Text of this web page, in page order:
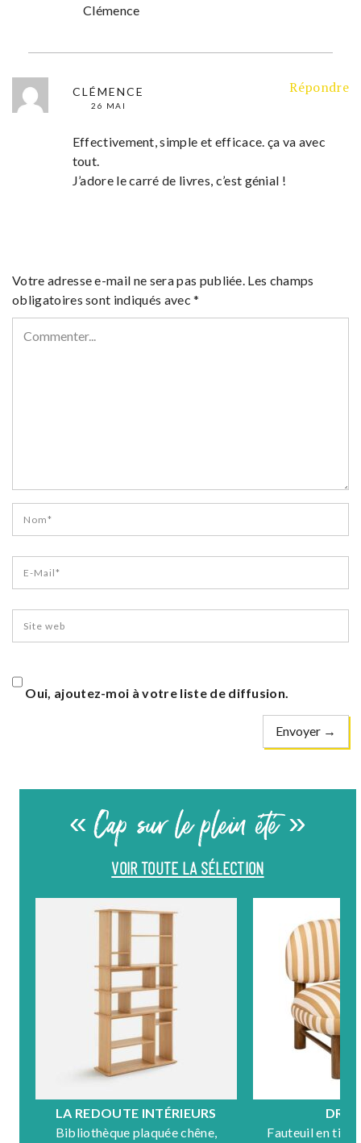
Clémence
CLÉMENCE
26 MAI
Répondre
Effectivement, simple et efficace. ça va avec
tout.
J’adore le carré de livres, c’est génial !
Votre adresse e-mail ne sera pas publiée. Les champs
obligatoires sont indiqués avec*
Oui, ajoutez-moi à votre liste de diffusion.
« Cap sur le plein été »
VOIR TOUTE LA SÉLECTION
LA REDOUTE INTÉRIEURS
Bibliothèque plaquée chêne,
Fauteuil en